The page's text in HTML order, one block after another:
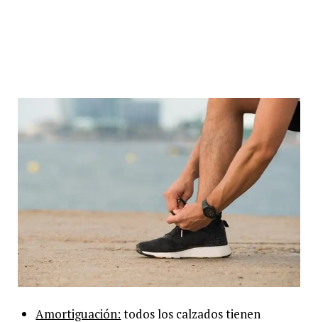
Amortiguación: todos los calzados tienen